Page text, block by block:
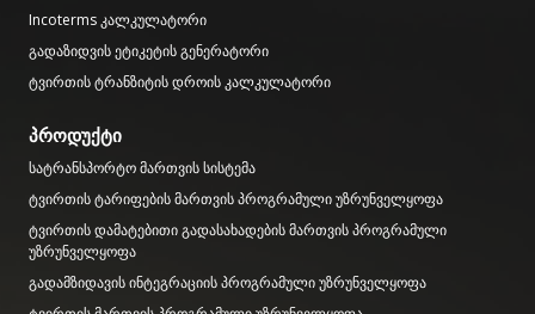
Incoterms კალკულატორი
გადაზიდვის ეტიკეტის გენერატორი
ტვირთის ტრანზიტის დროის კალკულატორი
პროდუქტი
სატრანსპორტო მართვის სისტემა
ტვირთის ტარიფების მართვის პროგრამული უზრუნველყოფა
ტვირთის დამატებითი გადასახადების მართვის პროგრამული
უზრუნველყოფა
გადამზიდავის ინტეგრაციის პროგრამული უზრუნველყოფა